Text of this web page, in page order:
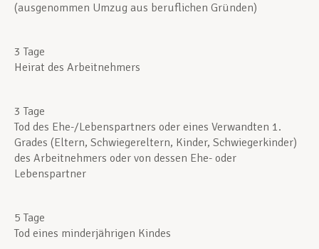
(ausgenommen Umzug aus beruflichen Gründen)
3 Tage
Heirat des Arbeitnehmers
3 Tage
Tod des Ehe-/Lebenspartners oder eines Verwandten 1.
Grades (Eltern, Schwiegereltern, Kinder, Schwiegerkinder)
des Arbeitnehmers oder von dessen Ehe- oder
Lebenspartner
5 Tage
Tod eines minderjährigen Kindes